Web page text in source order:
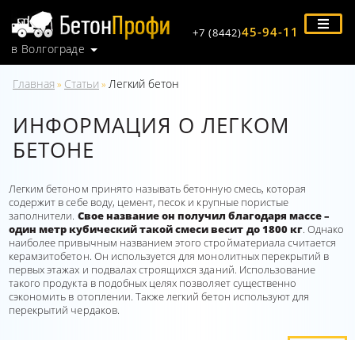
в Волгограде
+7 (8442)45-94-11
Главная » Статьи » Легкий бетон
ИНФОРМАЦИЯ О ЛЕГКОМ
БЕТОНЕ
Легким бетоном принято называть бетонную смесь, которая
содержит в себе воду, цемент, песок и крупные пористые
заполнители. Свое название он получил благодаря массе –
один метр кубический такой смеси весит до 1800 кг. Однако
наиболее привычным названием этого стройматериала считается
керамзитобетон. Он используется для монолитных перекрытий в
первых этажах и подвалах строящихся зданий. Использование
такого продукта в подобных целях позволяет существенно
сэкономить в отоплении. Также легкий бетон используют для
перекрытий чердаков.